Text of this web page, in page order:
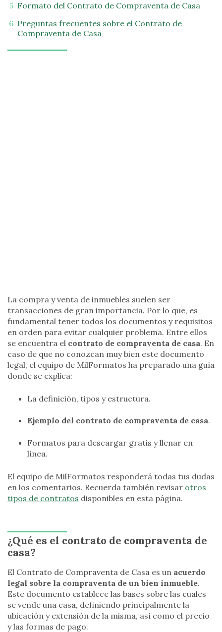
Formato del Contrato de Compraventa de Casa
Preguntas frecuentes sobre el Contrato de
Compraventa de Casa
La compra y venta de inmuebles suelen ser
transacciones de gran importancia. Por lo que, es
fundamental tener todos los documentos y requisitos
en orden para evitar cualquier problema. Entre ellos
se encuentra el contrato de compraventa de casa. En
caso de que no conozcan muy bien este documento
legal, el equipo de MilFormatos ha preparado una guía
donde se explica:
La definición, tipos y estructura.
Ejemplo del contrato de compraventa de casa.
Formatos para descargar gratis y llenar en
línea.
El equipo de MilFormatos responderá todas tus dudas
en los comentarios. Recuerda también revisar otros
tipos de contratos disponibles en esta página.
¿Qué es el contrato de compraventa de
casa?
El Contrato de Compraventa de Casa es un acuerdo
legal sobre la compraventa de un bien inmueble.
Este documento establece las bases sobre las cuales
se vende una casa, definiendo principalmente la
ubicación y extensión de la misma, así como el precio
y las formas de pago.